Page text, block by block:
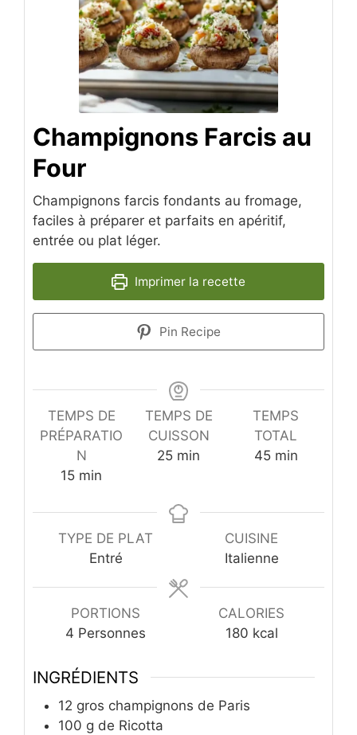
Champignons Farcis au
Four
Champignons farcis fondants au fromage,
faciles à préparer et parfaits en apéritif,
entrée ou plat léger.
Imprimer la recette
Pin Recipe
TEMPS DE
PRÉPARATIO
N
15minutes
min
TEMPS DE
CUISSON
25minutes
min
TEMPS
TOTAL
45minutes
min
TYPE DE PLAT
Entré
CUISINE
Italienne
PORTIONS
4 Personnes
CALORIES
180 kcal
INGRÉDIENTS
12 gros champignons de Paris
100 g de Ricotta